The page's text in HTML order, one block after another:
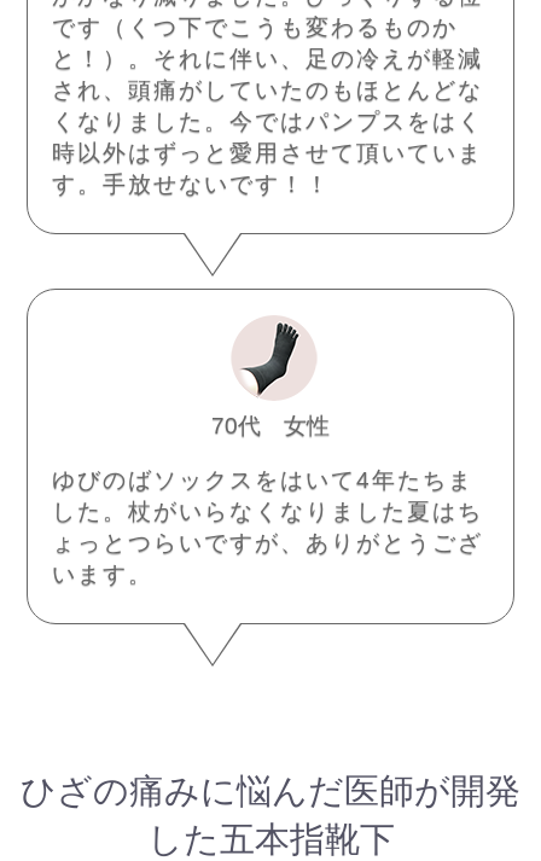
です（くつ下でこうも変わるものか
と！）。それに伴い、足の冷えが軽減
され、頭痛がしていたのもほとんどな
くなりました。今ではパンプスをはく
時以外はずっと愛用させて頂いていま
す。手放せないです！！
70代 女性
ゆびのばソックスをはいて4年たちま
した。杖がいらなくなりました夏はち
ょっとつらいですが、ありがとうござ
います。
ひざの痛みに悩んだ医師が開発
した五本指靴下